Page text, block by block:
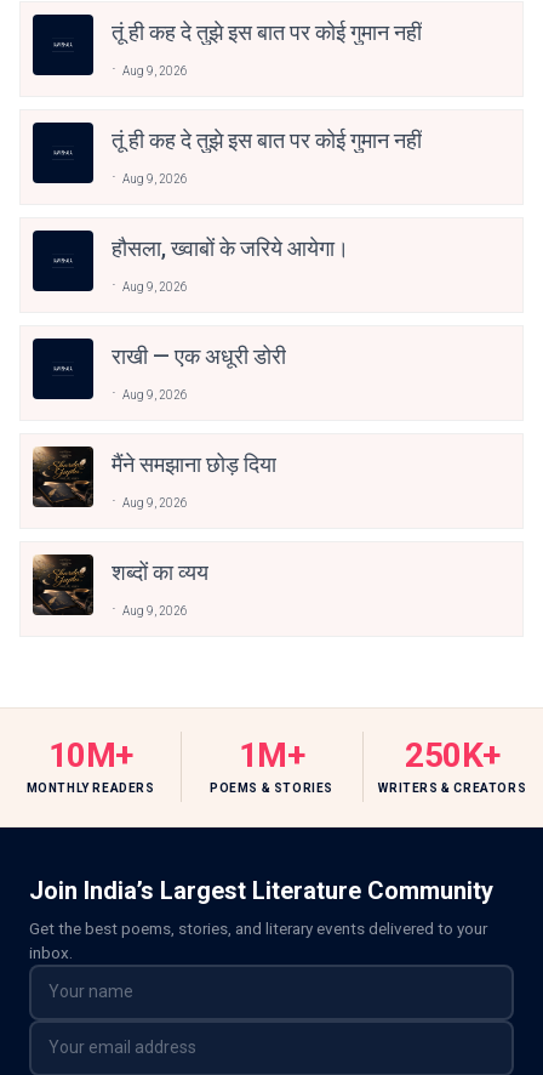
तूं ही कह दे तुझे इस बात पर कोई गुमान नहीं
Aug 9, 2026
तूं ही कह दे तुझे इस बात पर कोई गुमान नहीं
Aug 9, 2026
हौसला, ख्वाबों के जरिये आयेगा।
Aug 9, 2026
राखी — एक अधूरी डोरी
Aug 9, 2026
मैंने समझाना छोड़ दिया
Aug 9, 2026
शब्दों का व्यय
Aug 9, 2026
10M+
MONTHLY READERS
1M+
POEMS & STORIES
250K+
WRITERS & CREATORS
Join India’s Largest Literature Community
Get the best poems, stories, and literary events delivered to your
inbox.